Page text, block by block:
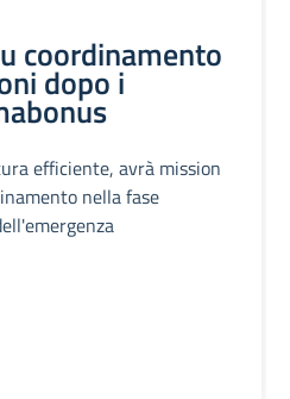
coordinamento
dopo i
efficiente, avrà mission
nella fase